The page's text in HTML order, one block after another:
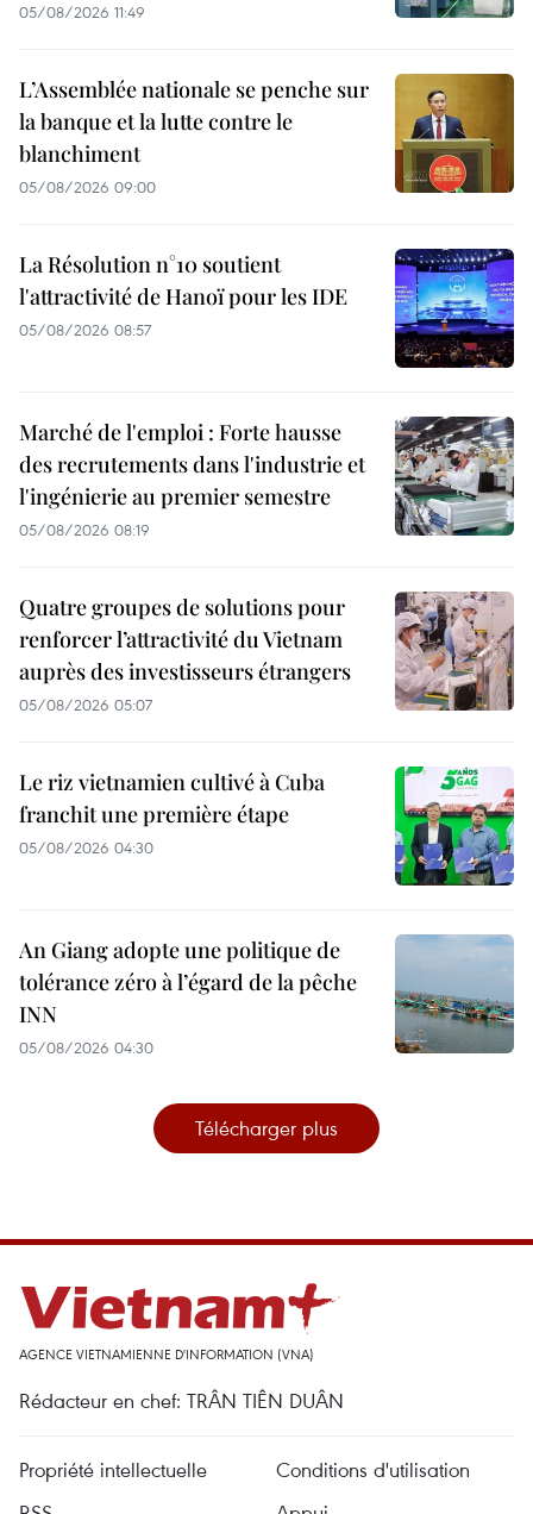
05/08/2026 11:49
L’Assemblée nationale se penche sur
la banque et la lutte contre le
blanchiment
05/08/2026 09:00
La Résolution n°10 soutient
l'attractivité de Hanoï pour les IDE
05/08/2026 08:57
Marché de l'emploi : Forte hausse
des recrutements dans l'industrie et
l'ingénierie au premier semestre
05/08/2026 08:19
Quatre groupes de solutions pour
renforcer l’attractivité du Vietnam
auprès des investisseurs étrangers
05/08/2026 05:07
Le riz vietnamien cultivé à Cuba
franchit une première étape
05/08/2026 04:30
An Giang adopte une politique de
tolérance zéro à l’égard de la pêche
INN
05/08/2026 04:30
Télécharger plus
AGENCE VIETNAMIENNE D'INFORMATION (VNA)
Rédacteur en chef: TRÂN TIÊN DUÂN
Propriété intellectuelle
Conditions d'utilisation